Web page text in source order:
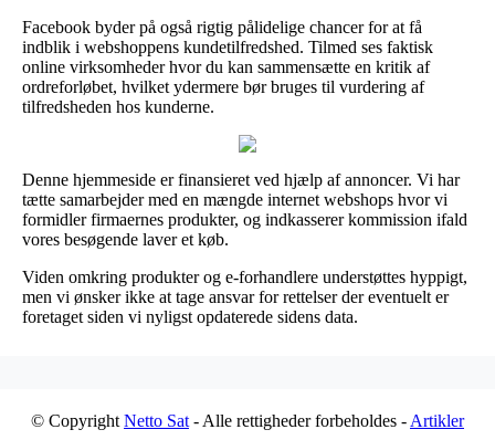
Facebook byder på også rigtig pålidelige chancer for at få
indblik i webshoppens kundetilfredshed. Tilmed ses faktisk
online virksomheder hvor du kan sammensætte en kritik af
ordreforløbet, hvilket ydermere bør bruges til vurdering af
tilfredsheden hos kunderne.
Denne hjemmeside er finansieret ved hjælp af annoncer. Vi har
tætte samarbejder med en mængde internet webshops hvor vi
formidler firmaernes produkter, og indkasserer kommission ifald
vores besøgende laver et køb.
Viden omkring produkter og e-forhandlere understøttes hyppigt,
men vi ønsker ikke at tage ansvar for rettelser der eventuelt er
foretaget siden vi nyligst opdaterede sidens data.
© Copyright Netto Sat - Alle rettigheder forbeholdes - Artikler